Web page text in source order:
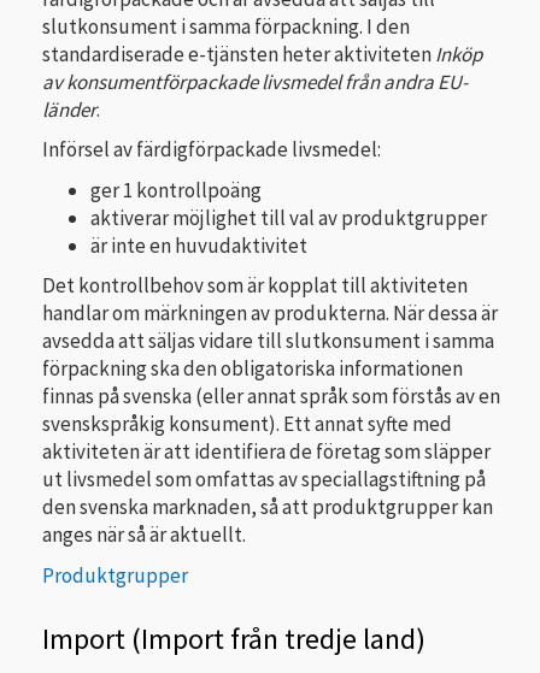
slutkonsument i samma förpackning. I den
standardiserade e-tjänsten heter aktivitetenInköp
av konsumentförpackade livsmedel från andra EU-
länder.
Införsel av färdigförpackade livsmedel:
ger 1 kontrollpoäng
aktiverar möjlighet till val av produktgrupper
är inte en huvudaktivitet
Det kontrollbehov som är kopplat till aktiviteten
handlar om märkningen av produkterna. När dessa är
avsedda att säljas vidare till slutkonsument i samma
förpackning ska den obligatoriska informationen
finnas på svenska (eller annat språk som förstås av en
svenskspråkig konsument). Ett annat syfte med
aktiviteten är att identifiera de företag som släpper
ut livsmedel som omfattas av speciallagstiftning på
den svenska marknaden, så att produktgrupper kan
anges när så är aktuellt.
Produktgrupper
Import (Import från tredje land)